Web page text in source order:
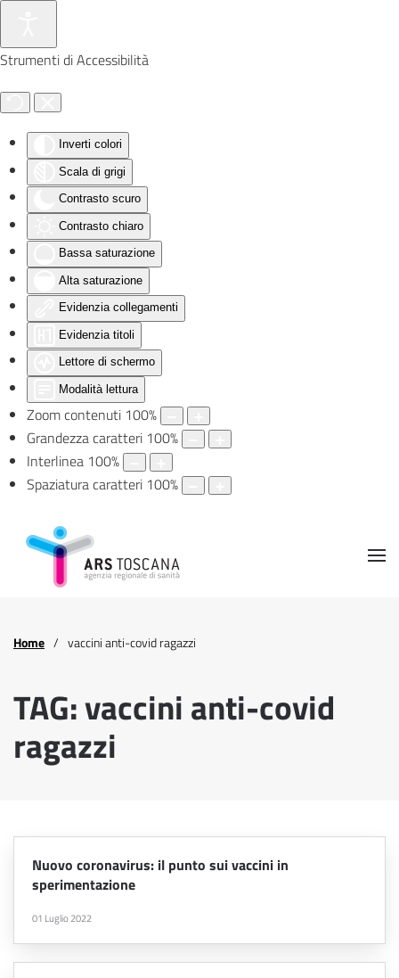
Strumenti di Accessibilità
Inverti colori
Scala di grigi
Contrasto scuro
Contrasto chiaro
Bassa saturazione
Alta saturazione
Evidenzia collegamenti
Evidenzia titoli
Lettore di schermo
Modalità lettura
Zoom contenuti 100%
Grandezza caratteri 100%
Interlinea 100%
Spaziatura caratteri 100%
Skip to main content
Home vaccini anti-covid ragazzi
TAG: vaccini anti-covid
ragazzi
Nuovo coronavirus: il punto sui vaccini in
sperimentazione
01 Luglio 2022